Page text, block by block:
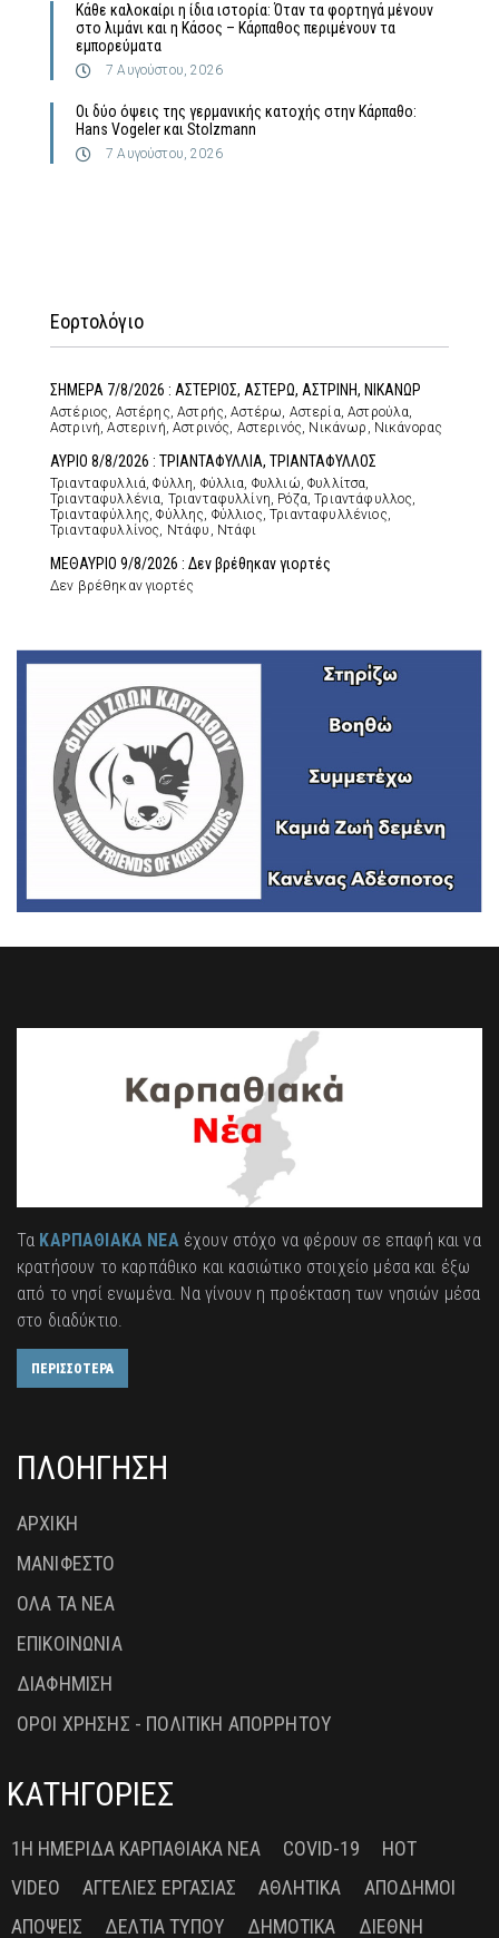
Κάθε καλοκαίρι η ίδια ιστορία: Όταν τα φορτηγά μένουν
στο λιμάνι και η Κάσος – Κάρπαθος περιμένουν τα
εμπορεύματα
7 Αυγούστου, 2026
Οι δύο όψεις της γερμανικής κατοχής στην Κάρπαθο:
Hans Vogeler και Stolzmann
7 Αυγούστου, 2026
Εορτολόγιο
ΣΗΜΕΡΑ 7/8/2026 : ΑΣΤΕΡΙΟΣ, ΑΣΤΕΡΩ, ΑΣΤΡΙΝΗ, ΝΙΚΑΝΩΡ
Αστέριος, Αστέρης, Αστρής, Αστέρω, Αστερία, Αστρούλα,
Αστρινή, Αστερινή, Αστρινός, Αστερινός, Νικάνωρ, Νικάνορας
ΑΥΡΙΟ 8/8/2026 : ΤΡΙΑΝΤΑΦΥΛΛΙΑ, ΤΡΙΑΝΤΑΦΥΛΛΟΣ
Τριανταφυλλιά, Φύλλη, Φύλλια, Φυλλιώ, Φυλλίτσα,
Τριανταφυλλένια, Τριανταφυλλίνη, Ρόζα, Τριαντάφυλλος,
Τριανταφύλλης, Φύλλης, Φύλλιος, Τριανταφυλλένιος,
Τριανταφυλλίνος, Ντάφυ, Ντάφι
ΜΕΘΑΥΡΙΟ 9/8/2026 : Δεν βρέθηκαν γιορτές
Δεν βρέθηκαν γιορτές
Τα ΚΑΡΠΑΘΙΑΚΑ ΝΕΑέχουν στόχο να φέρουν σε επαφή και να
κρατήσουν το καρπάθικο και κασιώτικο στοιχείο μέσα και έξω
από το νησί ενωμένα. Να γίνουν η προέκταση των νησιών μέσα
στο διαδύκτιο.
ΠΕΡΙΣΣΟΤΕΡΑ
ΠΛΟΗΓΗΣΗ
ΑΡΧΙΚΗ
ΜΑΝΙΦΕΣΤΟ
ΟΛΑ ΤΑ ΝΕΑ
ΕΠΙΚΟΙΝΩΝΙΑ
ΔΙΑΦΗΜΙΣΗ
ΟΡΟΙ ΧΡΗΣΗΣ - ΠΟΛΙΤΙΚΗ ΑΠΟΡΡΗΤΟΥ
ΚΑΤΗΓΟΡΙΕΣ
1Η ΗΜΕΡΊΔΑ ΚΑΡΠΑΘΙΑΚΆ ΝΈΑ COVID-19
HOT
VIDEO
ΑΓΓΕΛΊΕΣ ΕΡΓΑΣΊΑΣ ΑΘΛΗΤΙΚΆ
ΑΠΌΔΗΜΟΙ
ΑΠΌΨΕΙΣ
ΔΕΛΤΊΑ ΤΎΠΟΥ ΔΗΜΟΤΙΚΆ ΔΙΕΘΝΉ